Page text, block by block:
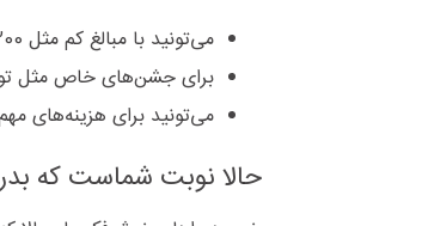
می‌تونید با مبالغ کم مثل 200 هزار تومان شروع کنید و کم‌کم سرمایه‌تون رو افزایش بدید؛
برای جشن‌های خاص مثل
می‌تونید برای هزینه‌های
حالا نوبت شماست که